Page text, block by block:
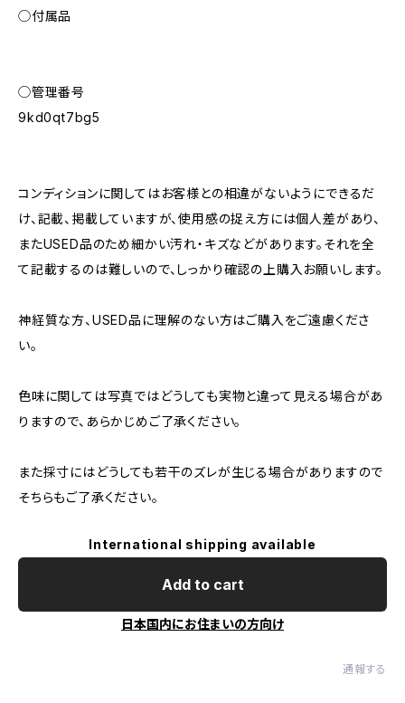
◯付属品
◯管理番号
9kd0qt7bg5
コンディションに関してはお客様との相違がないようにできるだ
け、記載、掲載していますが、使用感の捉え方には個人差があり、
またUSED品のため細かい汚れ・キズなどがあります。それを全
て記載するのは難しいので、しっかり確認の上購入お願いします。
神経質な方、USED品に理解のない方はご購入をご遠慮くださ
い。
色味に関しては写真ではどうしても実物と違って見える場合があ
りますので、あらかじめご了承ください。
また採寸にはどうしても若干のズレが生じる場合がありますので
そちらもご了承ください。
International shipping available
Add to cart
日本国内にお住まいの方向け
通報する